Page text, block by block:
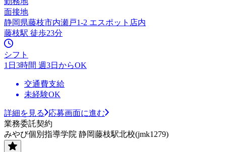
面接地
静岡県藤枝市内瀬戸1-2 エスポット店内
藤枝駅 徒歩23分
シフト
1日3時間 週3日からOK
交通費支給
未経験OK
詳細を見る
応募画面に進む
業務委託契約
みやび個別指導学院 静岡藤枝駅北校(jmk1279)